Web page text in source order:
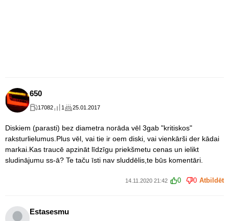
650
17082 1 25.01.2017
Diskiem (parasti) bez diametra norāda vēl 3gab "kritiskos"
raksturlielumus.Plus vēl, vai tie ir oem diski, vai vienkārši der kādai
markai.Kas traucē apzināt līdzīgu priekšmetu cenas un ielikt
sludinājumu ss-ā? Te taču īsti nav sluddēlis,te būs komentāri.
14.11.2020 21:42 0 0 Atbildēt
Estasesmu